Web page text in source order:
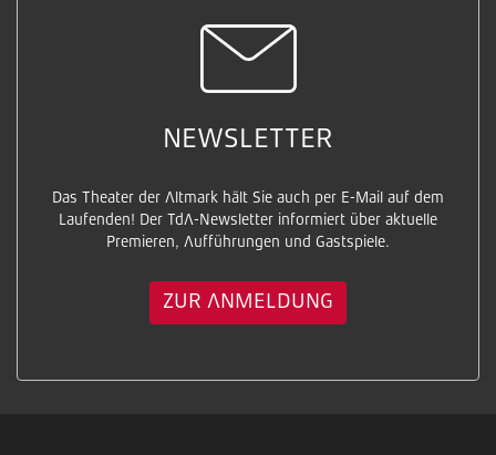
NEWSLETTER
Das Theater der Altmark hält Sie auch per E-Mail auf dem
Laufenden! Der TdA-Newsletter informiert über aktuelle
Premieren, Aufführungen und Gastspiele.
ZUR ANMELDUNG